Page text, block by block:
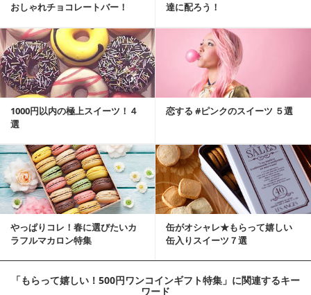
おしゃれチョコレートバー！
達に配ろう！
1000円以内の極上スイーツ！４
選
恋する #ピンクのスイーツ ５選
やっぱりコレ！春に選びたいカ
ラフルマカロン特集
缶がオシャレ★もらって嬉しい
缶入りスイーツ７選
「もらって嬉しい！500円ワンコインギフト特集」 に関連するキー
ワード